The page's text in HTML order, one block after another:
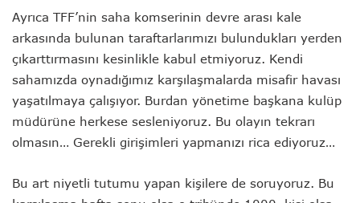
Ayrıca TFF’nin saha komserinin devre arası kale
arkasında bulunan taraftarlarımızı bulundukları yerden
çıkarttırmasını kesinlikle kabul etmiyoruz. Kendi
sahamızda oynadığımız karşılaşmalarda misafir havası
yaşatılmaya çalışıyor. Burdan yönetime başkana kulüp
müdürüne herkese sesleniyoruz. Bu olayın tekrarı
olmasın… Gerekli girişimleri yapmanızı rica ediyoruz…
Bu art niyetli tutumu yapan kişilere de soruyoruz. Bu